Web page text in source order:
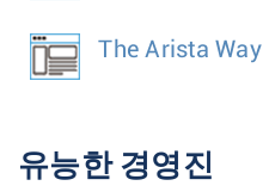
The Arista Way
유능한 경영진